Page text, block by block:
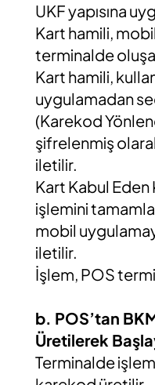
UKF yapısına
Kart hamili, mobil
terminalde
Kart hamili,
uygulamadan
(Karekod
şifrelenmiş
iletilir.
Kart Kabul
işlemini
mobil
iletilir.
İşlem, POS
b. POS’tan
Üretilerek
Terminalde